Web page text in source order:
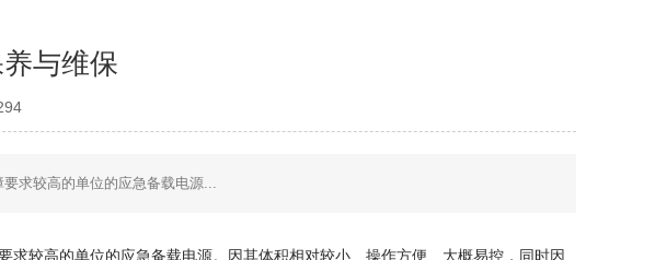
与维保
求较高的单位的应急备载电源...
较高的单位的应急备载电源。因其体积相对较小、操作方便、大概易控，同时因